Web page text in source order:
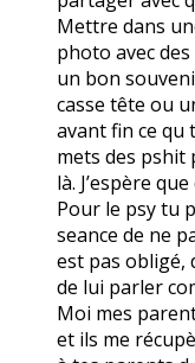
Mettre dans
photo avec
un bon
casse tête ou
avant fin ce qu
mets des
là. J’espère
Pour le psy tu
seance de ne
est pas obligé,
de lui parler
Moi mes
et ils me